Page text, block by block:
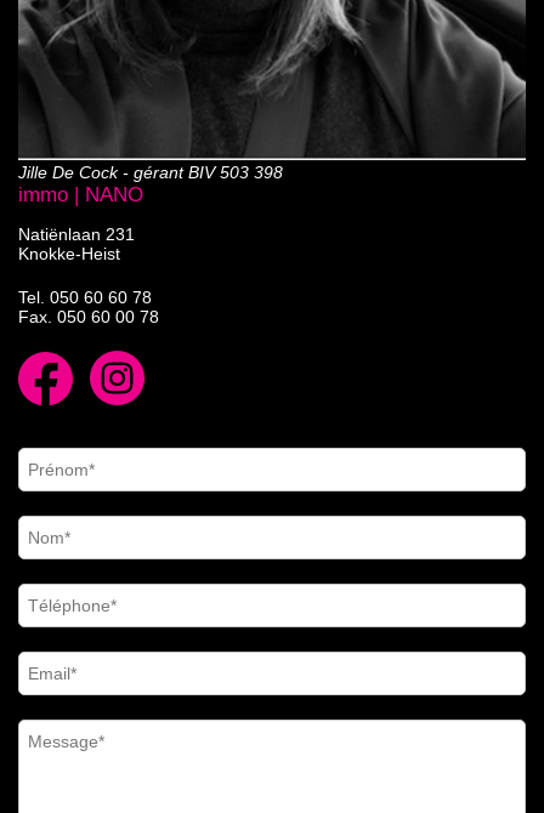
Jille De Cock - gérant BIV 503 398
immo | NANO
Natiënlaan 231
Knokke-Heist
Tel. 050 60 60 78
Fax. 050 60 00 78